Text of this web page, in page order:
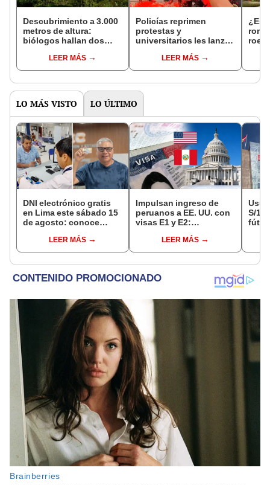
Descubrimiento a 3.000
metros de altura:
biólogos hallan dos
Andes peruanos
LEER MÁS
Policías reprimen
protestas y
universitarios les lanzan
"Reclamamos nuestro
justo derecho"
LEER MÁS
¿Es
LO MÁS VISTO LO ÚLTIMO
DNI electrónico gratis
en Lima este sábado 15
de agosto: conoce
acceder y qué
requisitos deben
LEER MÁS
Impulsan ingreso de
peruanos a EE. UU. con
visas E1 y E2:
pymes serían los más
beneficiados
LEER MÁS
S/